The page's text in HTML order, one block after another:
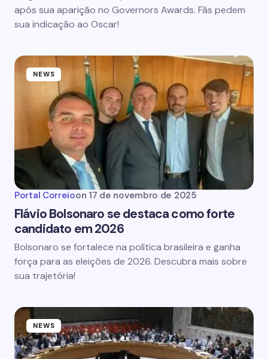
após sua aparição no Governors Awards. Fãs pedem
sua indicação ao Oscar!
NEWS
Portal Correioon 17 de novembro de 2025
Flávio Bolsonaro se destaca como forte
candidato em 2026
Bolsonaro se fortalece na política brasileira e ganha
força para as eleições de 2026. Descubra mais sobre
sua trajetória!
NEWS